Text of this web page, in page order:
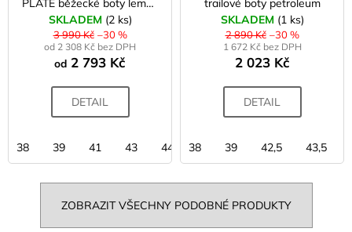
PLATE běžecké boty lemon
fluor
SKLADEM (2 ks)
3 990 Kč –30 %
od 2 308 Kč bez DPH
od 2 793 Kč
DETAIL
38 39 41 43 44 44,5
trailové boty petroleum
SKLADEM (1 ks)
2 890 Kč –30 %
1 672 Kč bez DPH
2 023 Kč
DETAIL
38 39 42,5 43,5
ZOBRAZIT VŠECHNY PODOBNÉ PRODUKTY